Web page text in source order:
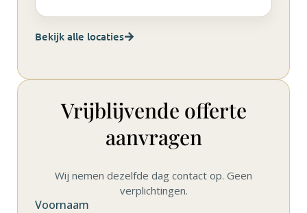
Bekijk alle locaties
Vrijblijvende offerte
aanvragen
Wij nemen dezelfde dag contact op. Geen
verplichtingen.
Voornaam